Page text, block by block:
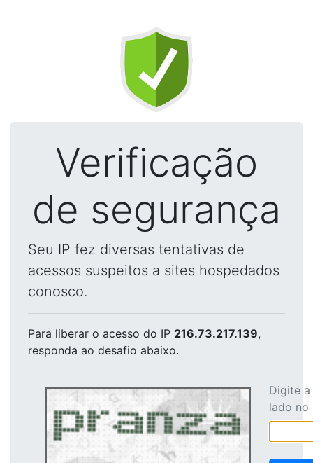
Verificação
de segurança
Seu IP fez diversas tentativas de
acessos suspeitos a sites hospedados
conosco.
Para liberar o acesso do IP 216.73.217.139,
responda ao desafio abaixo.
Digite
lado no